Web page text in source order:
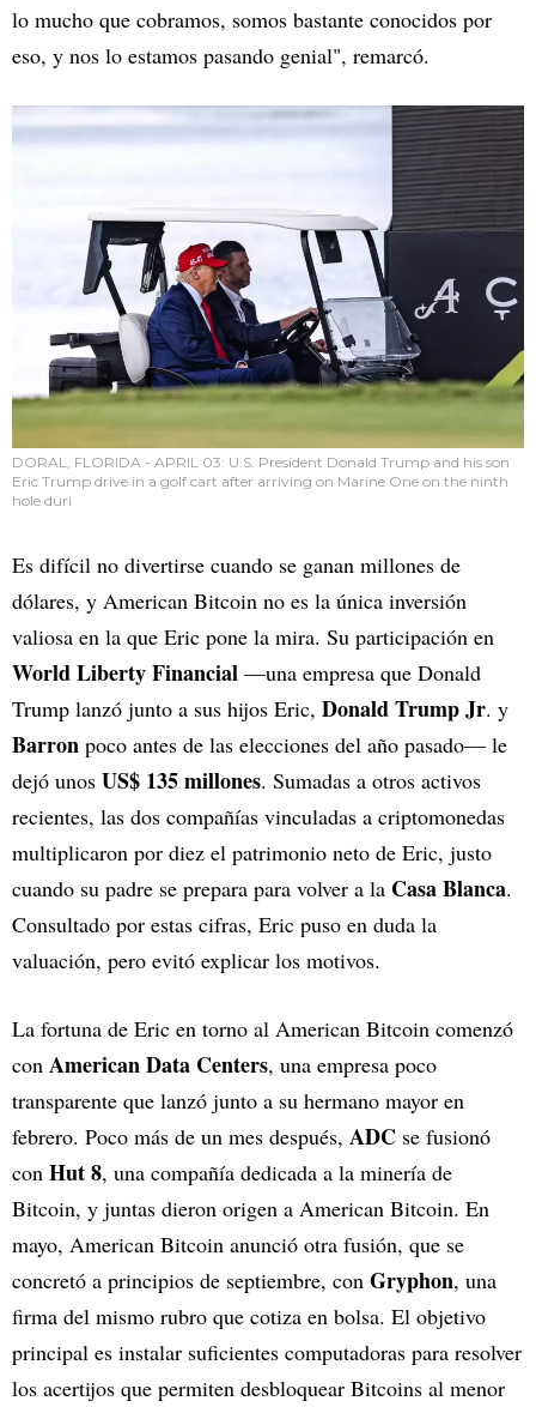
lo mucho que cobramos, somos bastante conocidos por
eso, y nos lo estamos pasando genial", remarcó.
DORAL, FLORIDA - APRIL 03: U.S. President Donald Trump and his son
Eric Trump drive in a golf cart after arriving on Marine One on the ninth
hole duri
Es difícil no divertirse cuando se ganan millones de
dólares, y American Bitcoin no es la única inversión
valiosa en la que Eric pone la mira. Su participación en
World Liberty Financial —una empresa que Donald
Trump lanzó junto a sus hijos Eric, Donald Trump Jr. y
Barron poco antes de las elecciones del año pasado— le
dejó unos US$ 135 millones. Sumadas a otros activos
recientes, las dos compañías vinculadas a criptomonedas
multiplicaron por diez el patrimonio neto de Eric, justo
cuando su padre se prepara para volver a la Casa Blanca.
Consultado por estas cifras, Eric puso en duda la
valuación, pero evitó explicar los motivos.
La fortuna de Eric en torno al American Bitcoin comenzó
con American Data Centers, una empresa poco
transparente que lanzó junto a su hermano mayor en
febrero. Poco más de un mes después, ADC se fusionó
con Hut 8, una compañía dedicada a la minería de
Bitcoin, y juntas dieron origen a American Bitcoin. En
mayo, American Bitcoin anunció otra fusión, que se
concretó a principios de septiembre, con Gryphon, una
firma del mismo rubro que cotiza en bolsa. El objetivo
principal es instalar suficientes computadoras para resolver
los acertijos que permiten desbloquear Bitcoins al menor